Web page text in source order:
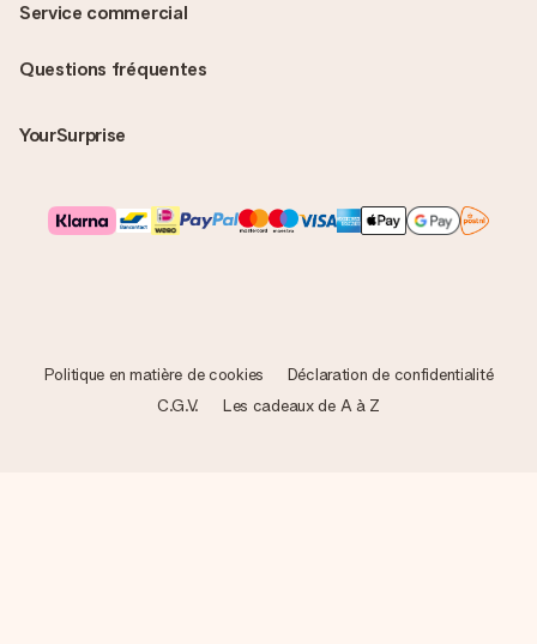
Questions fréquentes
YourSurprise
Service commercial
Politique en matière de cookies
Déclaration de confidentialité
C.G.V.
Les cadeaux de A à Z